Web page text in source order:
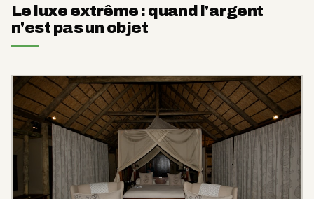
Le luxe extrême : quand l'argent
n'est pas un objet